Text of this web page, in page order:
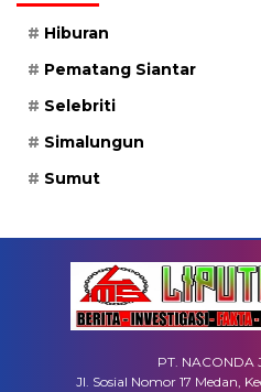
Hiburan
Pematang Siantar
Selebriti
Simalungun
Sumut
PT. NACONDA
Jl. Sosial Nomor 17 Medan,